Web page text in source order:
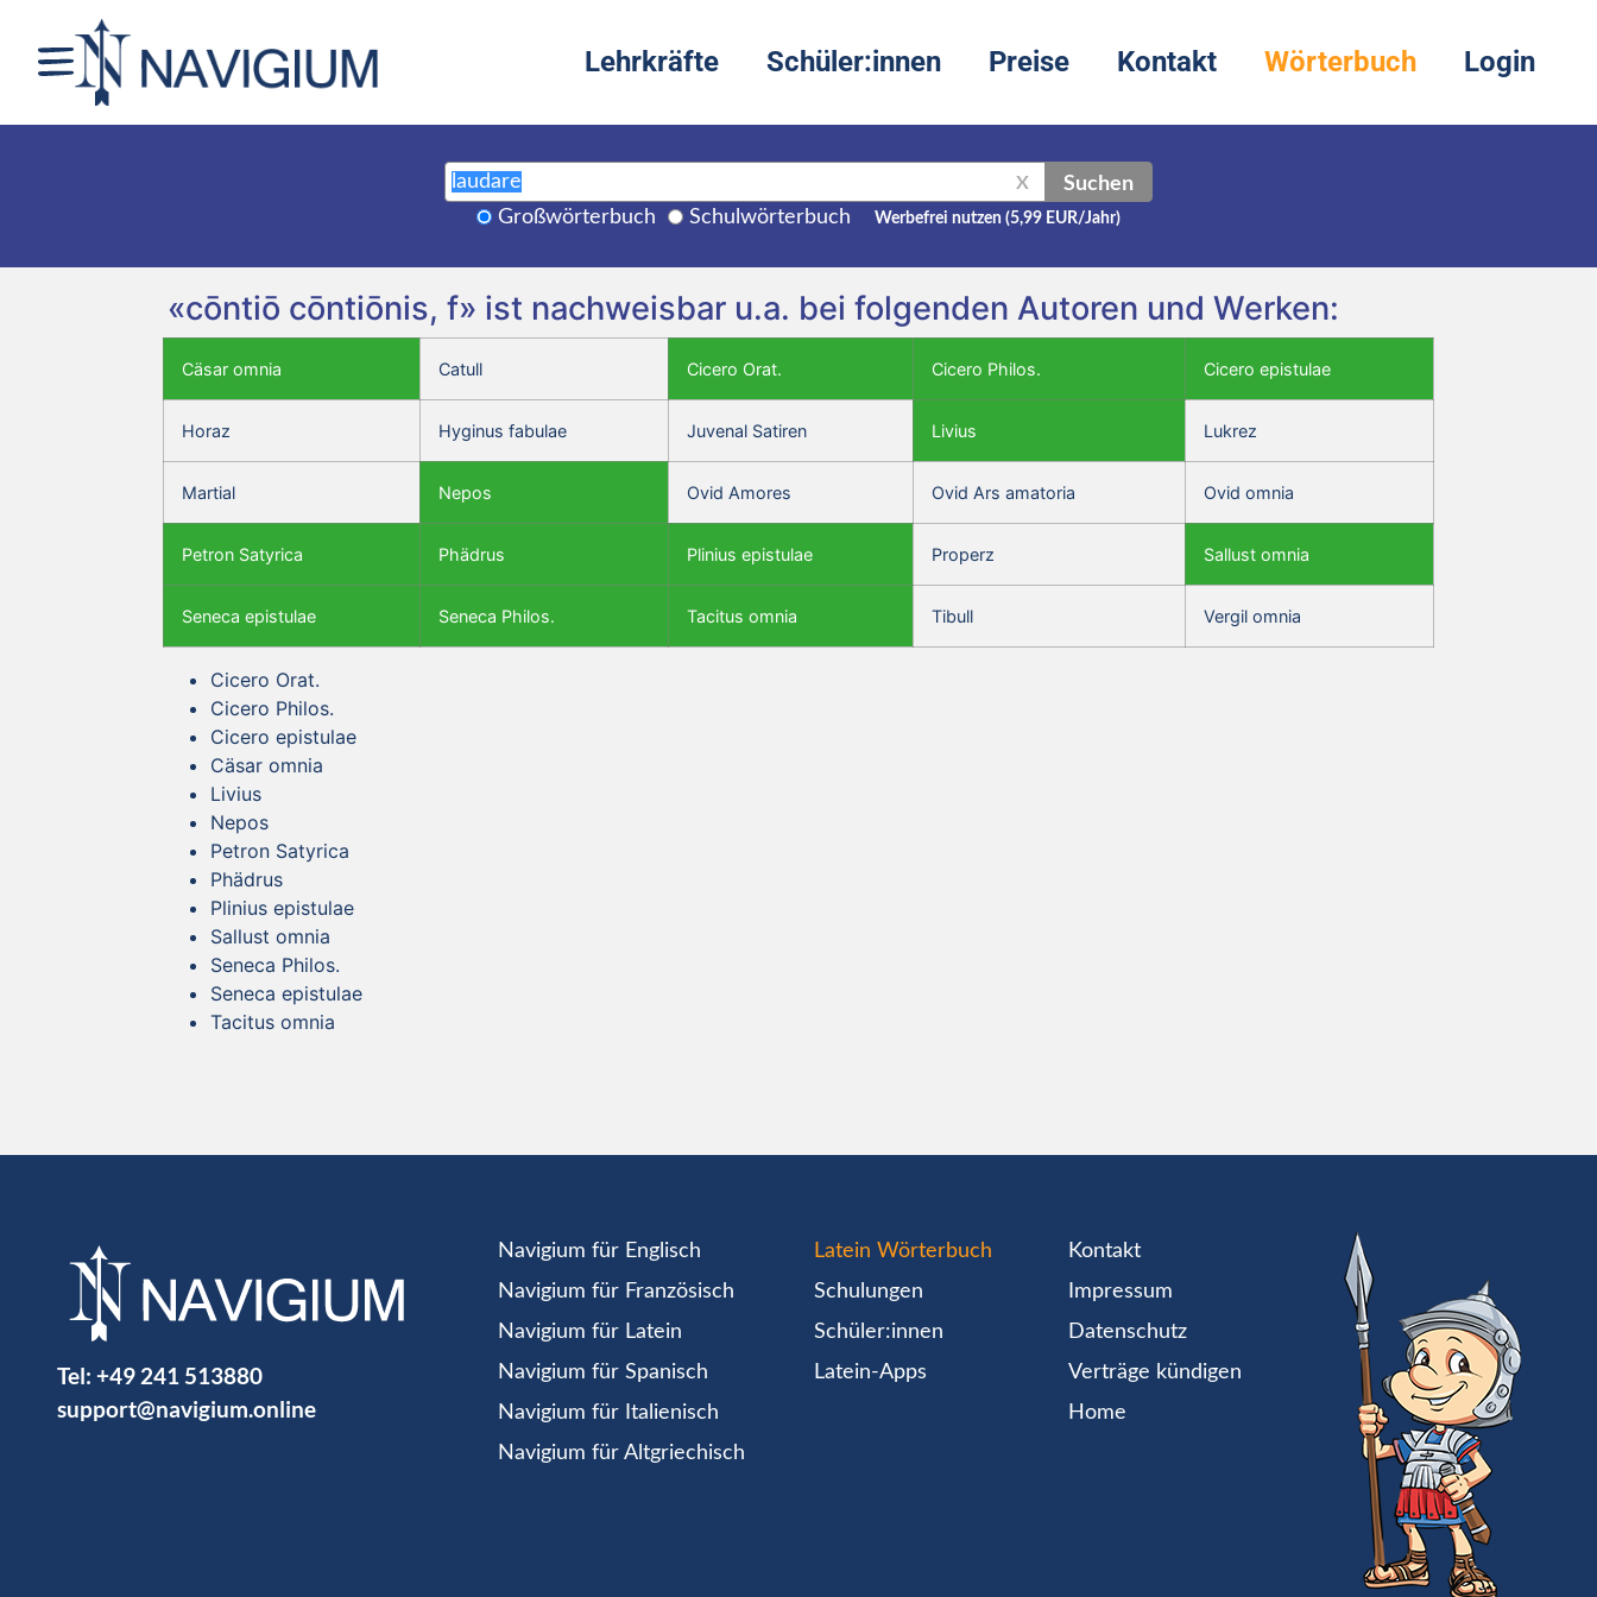
Lehrkräfte Schüler:innen Preise Kontakt Wörterbuch Login
X Suchen
Großwörterbuch Schulwörterbuch Werbefrei nutzen (5,99 EUR/Jahr)
«cōntiō cōntiōnis, f» ist nachweisbar u.a. bei folgenden Autoren und Werken:
Cäsar omnia Catull Cicero Orat. Cicero Philos. Cicero epistulae
Horaz Hyginus fabulae Juvenal Satiren Livius Lukrez
Martial Nepos Ovid Amores Ovid Ars amatoria Ovid omnia
Petron Satyrica Phädrus Plinius epistulae Properz Sallust omnia
Seneca epistulae Seneca Philos. Tacitus omnia Tibull Vergil omnia
Cicero Orat.
Cicero Philos.
Cicero epistulae
Cäsar omnia
Livius
Nepos
Petron Satyrica
Phädrus
Plinius epistulae
Sallust omnia
Seneca Philos.
Seneca epistulae
Tacitus omnia
Tel: +49 241 513880
support@navigium.online
Navigium für Englisch
Navigium für Französisch
Navigium für Latein
Navigium für Spanisch
Navigium für Italienisch
Navigium für Altgriechisch
Latein Wörterbuch
Schulungen
Schüler:innen
Latein-Apps
Kontakt
Impressum
Datenschutz
Verträge kündigen
Home